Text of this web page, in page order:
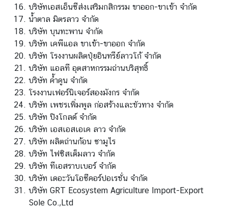
ก
า
ร
เ
ลื
อ
ก
ตั้
ง
น
อ
ก
ร
า
ช
อ
บริษัทเอสเอ็นซีส่งเสริมกสิกรรม ขาออก-ขาเข้า จำกัด
น้ำตาล มิตรลาว จำกัด
บริษัท บุนทะพาน จำกัด
บริษัท เคพีแอล ขาเข้า-ขาออก จำกัด
บริษัท โรงงานผลิตปุ๋ยอินทรีย์ลาวโก้ จำกัด
บริษัท แอลที อุตสาหกรรมถ่านบริสุทธิ์
บริษัท ค้ำคูน จำกัด
โรงงานเฟอร์นิเจอร์สองมังกร จำกัด
บริษัท เพชรเพิ่มพูล ก่อสร้างและขัวทาง จำกัด
บริษัท ปิงโกลด์ จำกัด
บริษัท เอสเอสเอเค ลาว จำกัด
บริษัท ผลิตถ่านก้อน ซามูไร
บริษัท ไฟซิสเต็มลาว จำกัด
บริษัท ทีเอสราบเบอร์ จำกัด
บริษัท เดอะวันโอซีคอร์ปอเรชั่น จำกัด
บริษัท GRT Ecosystem Agriculture Import-Export
Sole Co.,Ltd